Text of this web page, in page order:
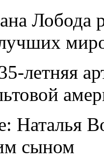
Лобода
летняя
Наталья
сыном